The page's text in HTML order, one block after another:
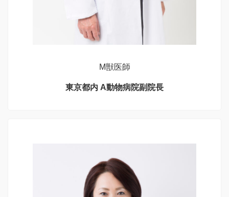
M獣医師
東京都内 A動物病院副院長